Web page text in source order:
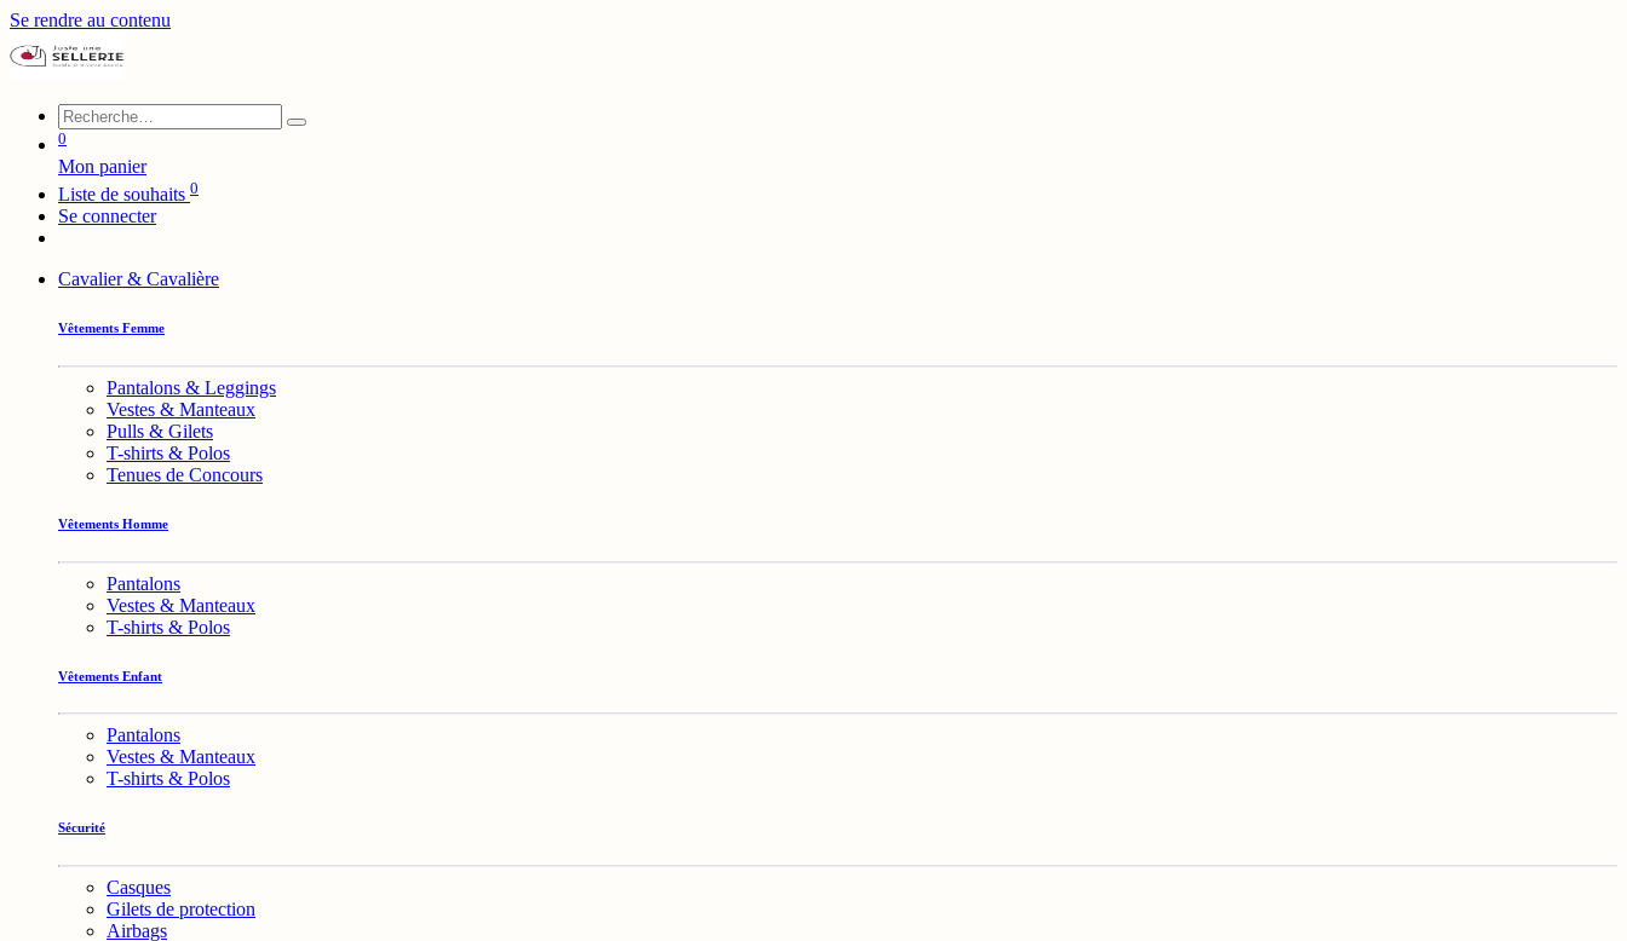
Se rendre au contenu
0
Mon panier
Liste de souhaits 0
Se connecter
Cavalier & Cavalière
Vêtements Femme
Pantalons & Leggings
Vestes & Manteaux
Pulls & Gilets
T-shirts & Polos
Tenues de Concours
Vêtements Homme
Pantalons
Vestes & Manteaux
T-shirts & Polos
Vêtements Enfant
Pantalons
Vestes & Manteaux
T-shirts & Polos
Sécurité
Casques
Gilets de protection
Airbags